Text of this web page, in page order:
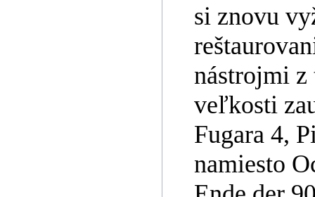
si znovu
nástrojmi z
veľkosti
Fugara 4,
namiesto